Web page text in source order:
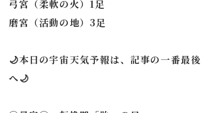
弓宮（柔軟の火）1足
磨宮（活動の地）3足
🌙本日の宇宙天気予報は、記事の一番最後
へ🌙